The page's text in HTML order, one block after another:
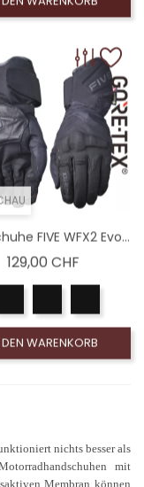
FIVE WFX2 Evo...
129,00 CHFPreis
WARENKORB
nichts besser als
mit
Membran können